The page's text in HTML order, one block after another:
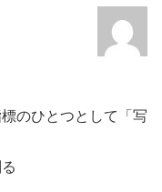
のひとつとして「写